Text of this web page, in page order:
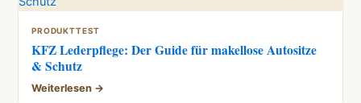
PRODUKTTEST
KFZ Lederpflege: Der Guide für makellose Autositze
& Schutz
Weiterlesen →